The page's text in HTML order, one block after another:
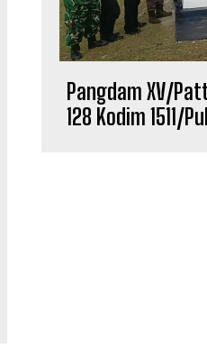
Pangdam XV/
128 Kodim 1511/